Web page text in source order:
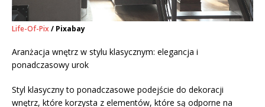
Life-Of-Pix/ Pixabay
Aranżacja wnętrz w stylu klasycznym: elegancja i
ponadczasowy urok
Styl klasyczny to ponadczasowe podejście do dekoracji
wnętrz, które korzysta z elementów, które są odporne na